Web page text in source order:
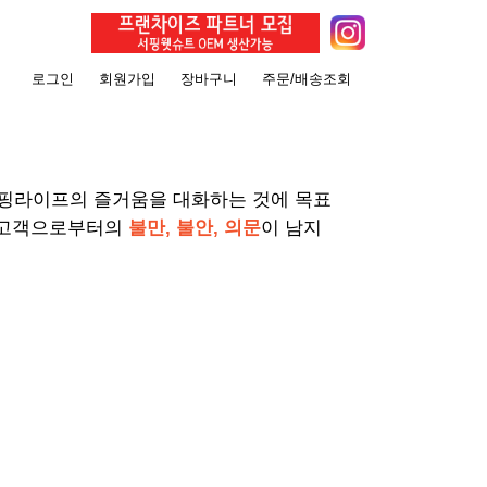
로그인 회원가입 장바구니 주문/배송조회
라이프의 즐거움을 대화하는 것에 목표
객으로부터의 불만, 불안, 의문이 남지